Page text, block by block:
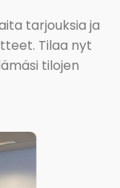
tarjouksia ja
Tilaa nyt
tilojen